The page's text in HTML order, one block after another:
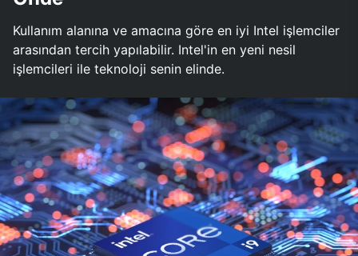
Kullanım alanına ve amacına göre en iyi Intel işlemciler
arasından tercih yapılabilir. Intel'in en yeni nesil
işlemcileri ile teknoloji senin elinde.